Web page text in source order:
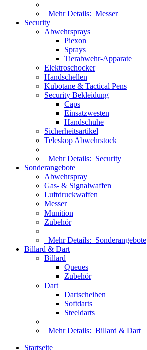
Mehr Details: Messer
Security
Abwehrsprays
Piexon
Sprays
Tierabwehr-Apparate
Elektroschocker
Handschellen
Kubotane & Tactical Pens
Security Bekleidung
Caps
Einsatzwesten
Handschuhe
Sicherheitsartikel
Teleskop Abwehrstock
Mehr Details: Security
Sonderangebote
Abwehrspray
Gas- & Signalwaffen
Luftdruckwaffen
Messer
Munition
Zubehör
Mehr Details: Sonderangebote
Billard & Dart
Billard
Queues
Zubehör
Dart
Dartscheiben
Softdarts
Steeldarts
Mehr Details: Billard & Dart
Startseite